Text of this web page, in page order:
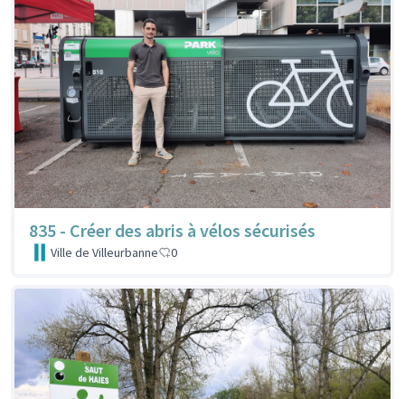
835 - Créer des abris à vélos sécurisés
Ville de Villeurbanne 0